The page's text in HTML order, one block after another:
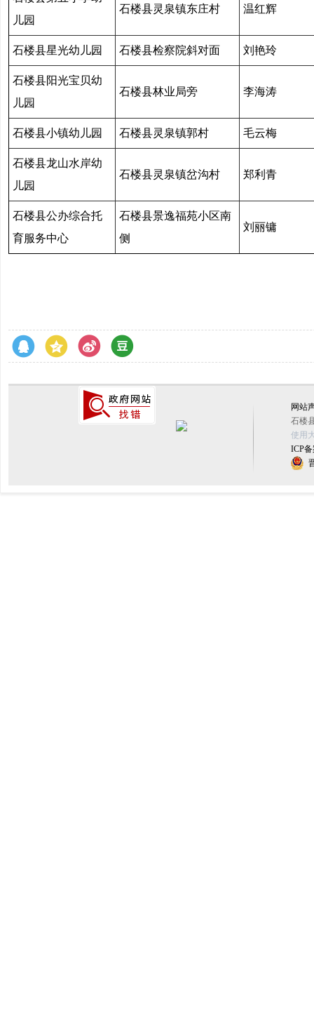
儿园
石楼县灵泉镇东庄村 温红辉
石楼县星光幼儿园 石楼县检察院斜对面 刘艳玲
石楼县阳光宝贝幼
儿园
石楼县林业局旁 李海涛
石楼县小镇幼儿园 石楼县灵泉镇郭村 毛云梅
石楼县龙山水岸幼
儿园
石楼县灵泉镇岔沟村 郑利青
石楼县公办综合托
育服务中心
石楼县景逸福苑小区南
侧
刘丽镛
网站
石楼
使用
ICP